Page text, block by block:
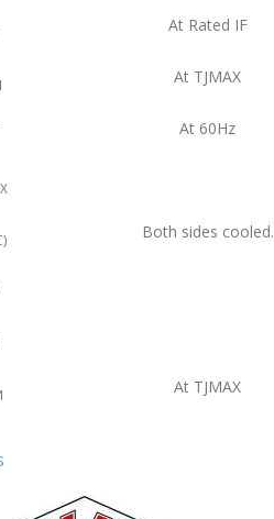
At Rated IF
At TJMAX
At 60Hz
Both sides cooled.
At TJMAX